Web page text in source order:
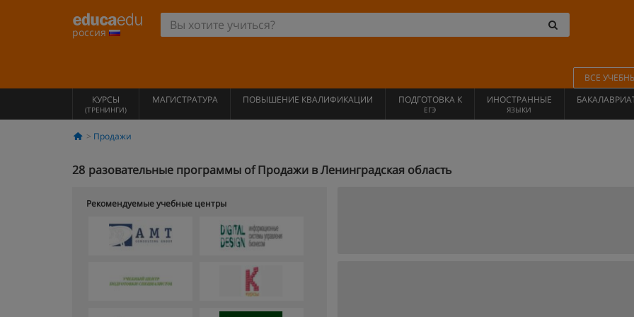
россия
ВСЕ
КУРСЫ
(ТРЕНИНГИ)
МАГИСТРАТУРА ПОВЫШЕНИЕ КВАЛИФИКАЦИИ ПОДГОТОВКА К
ЕГЭ
ИНОСТРАННЫЕ
ЯЗЫКИ
Продажи
28 разовательные программы of Продажи в Ленинградская область
Рекомендуемые учебные центры